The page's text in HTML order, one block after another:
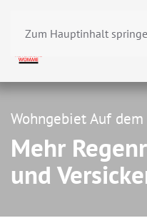
Zum Hauptinhalt
Wohngebiet Auf dem
Mehr
und